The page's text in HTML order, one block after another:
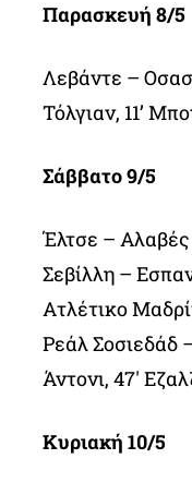
Παρασκευή 8/5
Λεβάντε –
Τόλγιαν, 11’
Σάββατο 9/5
Έλτσε – Αλαβές
Σεβίλλη –
Ατλέτικο
Ρεάλ Σοσιεδάδ
Άντονι, 47′
Κυριακή 10/5